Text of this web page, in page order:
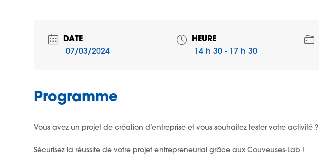
DATE
07/03/2024
HEURE
14 h 30 - 17 h 30
Programme
Vous avez un projet de création d’entreprise et vous souhaitez tester votre activité ?
Sécurisez la réussite de votre projet entrepreneurial grâce aux Couveuses-Lab !